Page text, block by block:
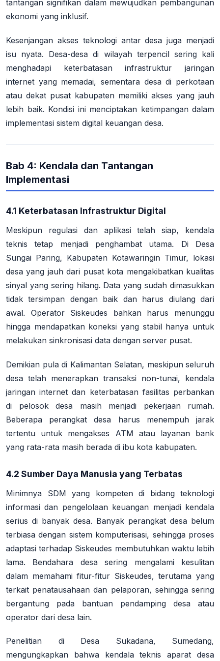
tantangan signifikan dalam mewujudkan pembangunan
ekonomi yang inklusif.
Kesenjangan akses teknologi antar desa juga menjadi
isu nyata. Desa-desa di wilayah terpencil sering kali
menghadapi keterbatasan infrastruktur jaringan
internet yang memadai, sementara desa di perkotaan
atau dekat pusat kabupaten memiliki akses yang jauh
lebih baik. Kondisi ini menciptakan ketimpangan dalam
implementasi sistem digital keuangan desa.
Bab 4: Kendala dan Tantangan
Implementasi
4.1 Keterbatasan Infrastruktur Digital
Meskipun regulasi dan aplikasi telah siap, kendala
teknis tetap menjadi penghambat utama. Di Desa
Sungai Paring, Kabupaten Kotawaringin Timur, lokasi
desa yang jauh dari pusat kota mengakibatkan kualitas
sinyal yang sering hilang. Data yang sudah dimasukkan
tidak tersimpan dengan baik dan harus diulang dari
awal. Operator Siskeudes bahkan harus menunggu
hingga mendapatkan koneksi yang stabil hanya untuk
melakukan sinkronisasi data dengan server pusat.
Demikian pula di Kalimantan Selatan, meskipun seluruh
desa telah menerapkan transaksi non-tunai, kendala
jaringan internet dan keterbatasan fasilitas perbankan
di pelosok desa masih menjadi pekerjaan rumah.
Beberapa perangkat desa harus menempuh jarak
tertentu untuk mengakses ATM atau layanan bank
yang rata-rata masih berada di ibu kota kabupaten.
4.2 Sumber Daya Manusia yang Terbatas
Minimnya SDM yang kompeten di bidang teknologi
informasi dan pengelolaan keuangan menjadi kendala
serius di banyak desa. Banyak perangkat desa belum
terbiasa dengan sistem komputerisasi, sehingga proses
adaptasi terhadap Siskeudes membutuhkan waktu lebih
lama. Bendahara desa sering mengalami kesulitan
dalam memahami fitur-fitur Siskeudes, terutama yang
terkait penatausahaan dan pelaporan, sehingga sering
bergantung pada bantuan pendamping desa atau
operator dari desa lain.
Penelitian di Desa Sukadana, Sumedang,
mengungkapkan bahwa kendala teknis aparat desa